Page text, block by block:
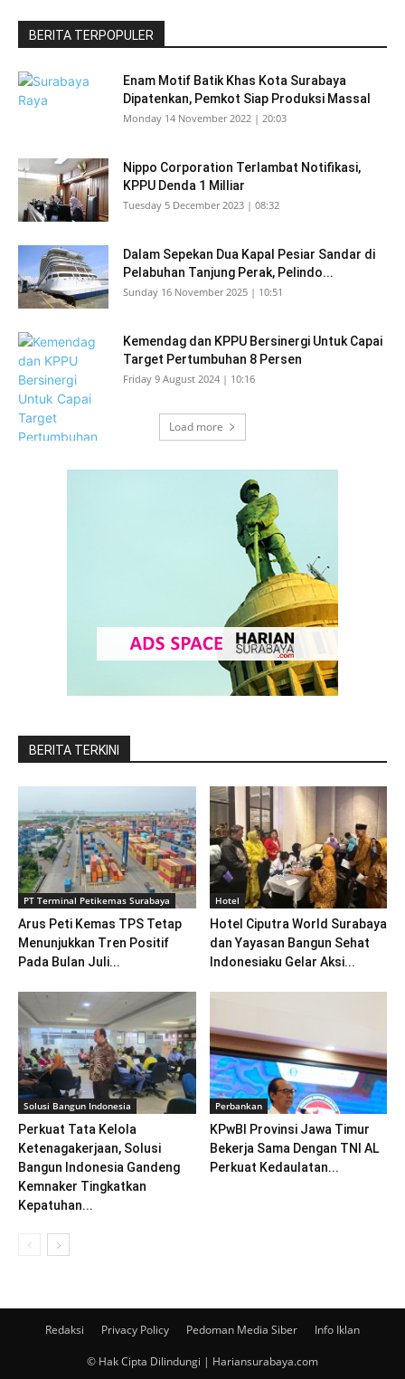
BERITA TERPOPULER
Enam Motif Batik Khas Kota Surabaya
Dipatenkan, Pemkot Siap Produksi Massal
Monday 14 November 2022 | 20:03
Nippo Corporation Terlambat Notifikasi,
KPPU Denda 1 Milliar
Tuesday 5 December 2023 | 08:32
Dalam Sepekan Dua Kapal Pesiar Sandar di
Pelabuhan Tanjung Perak, Pelindo...
Sunday 16 November 2025 | 10:51
Kemendag dan KPPU Bersinergi Untuk Capai
Target Pertumbuhan 8 Persen
Friday 9 August 2024 | 10:16
Load more
BERITA TERKINI
PT Terminal Petikemas Surabaya
Arus Peti Kemas TPS Tetap
Menunjukkan Tren Positif
Pada Bulan Juli...
Hotel
Hotel Ciputra World Surabaya
dan Yayasan Bangun Sehat
Indonesiaku Gelar Aksi...
Solusi Bangun Indonesia
Perkuat Tata Kelola
Ketenagakerjaan, Solusi
Bangun Indonesia Gandeng
Kemnaker Tingkatkan
Kepatuhan...
Perbankan
KPwBI Provinsi Jawa Timur
Bekerja Sama Dengan TNI AL
Perkuat Kedaulatan...
Redaksi Privacy Policy Pedoman Media Siber Info Iklan
© Hak Cipta Dilindungi | Hariansurabaya.com